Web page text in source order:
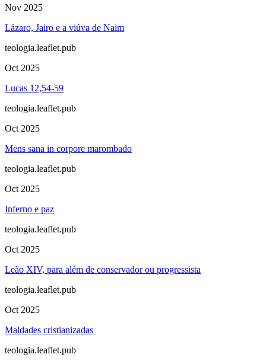
Nov 2025
Lázaro, Jairo e a viúva de Naim
teologia.leaflet.pub
Oct 2025
Lucas 12,54-59
teologia.leaflet.pub
Oct 2025
Mens sana in corpore marombado
teologia.leaflet.pub
Oct 2025
Inferno e paz
teologia.leaflet.pub
Oct 2025
Leão XIV, para além de conservador ou progressista
teologia.leaflet.pub
Oct 2025
Maldades cristianizadas
teologia.leaflet.pub